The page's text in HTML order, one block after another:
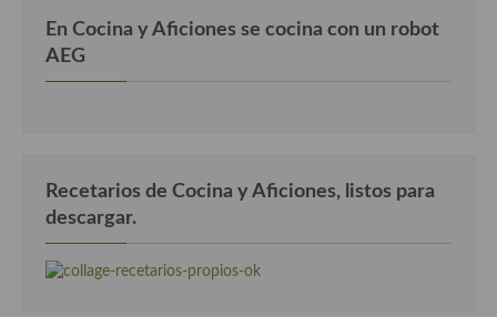
En Cocina y Aficiones se cocina con un robot
AEG
Recetarios de Cocina y Aficiones, listos para
descargar.